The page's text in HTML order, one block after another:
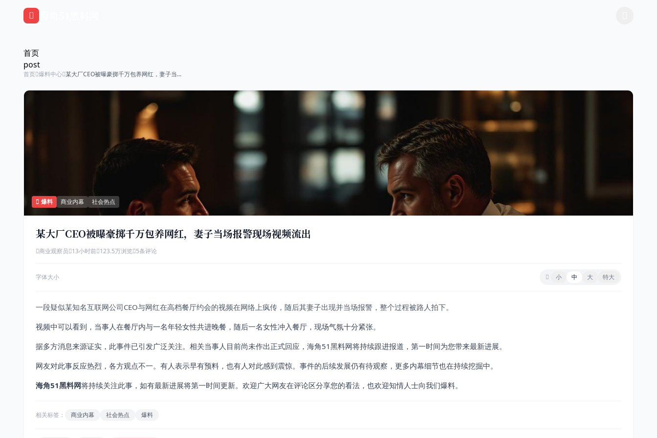
跳过导航
首页
post
首页 爆料中心 某大厂CEO被曝豪掷千万包养网红，妻子当...
爆料 商业内幕 社会热点
某大厂CEO被曝豪掷千万包养网红，妻子当场报警现场视频流出
商业观察员 13小时前 123.5万浏览 5条评论
字体大小 小 中 大 特大
一段疑似某知名互联网公司CEO与网红在高档餐厅约会的视频在网络上疯传，随后其妻子出现并当场报警，整个过程被路人拍下。
视频中可以看到，当事人在餐厅内与一名年轻女性共进晚餐，随后一名女性冲入餐厅，现场气氛十分紧张。
据多方消息来源证实，此事件已引发广泛关注。相关当事人目前尚未作出正式回应，海角51黑料网将持续跟进报道，第一时间为您带来最新进展。
网友对此事反应热烈，各方观点不一。有人表示早有预料，也有人对此感到震惊。事件的后续发展仍有待观察，更多内幕细节也在持续挖掘中。
海角51黑料网将持续关注此事，如有最新进展将第一时间更新。欢迎广大网友在评论区分享您的看法，也欢迎知情人士向我们爆料。
相关标签： 商业内幕 社会热点 爆料